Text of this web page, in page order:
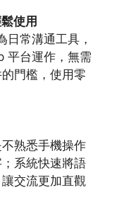
使用
常溝通工具，
平台運作，無需
門檻，使用零
熟悉手機操作
系統快速將語
交流更加直觀